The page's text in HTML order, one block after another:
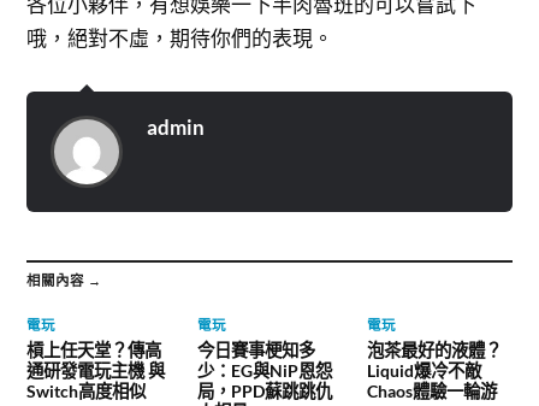
哦，絕對不虛，期待你們的表現。
admin
相關內容 →
電玩
槓上任天堂？傳高
通研發電玩主機 與
Switch高度相似
電玩
今日賽事梗知多
少：EG與NiP恩怨
局，PPD蘇跳跳仇
電玩
泡茶最好的液體？
Liquid爆冷不敵
Chaos體驗一輪游